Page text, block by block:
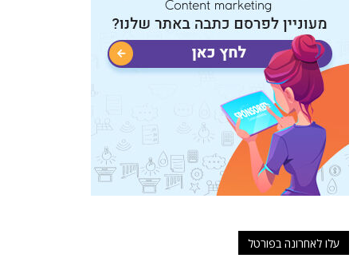
עלו לאחרונה בפורטל